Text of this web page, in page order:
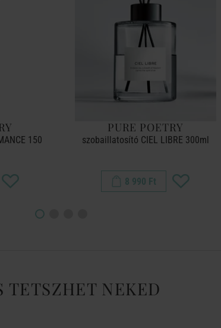
150
PURE POETRY
szobaillatosító CIEL LIBRE 300ml
8 990 Ft
TETSZHET NEKED